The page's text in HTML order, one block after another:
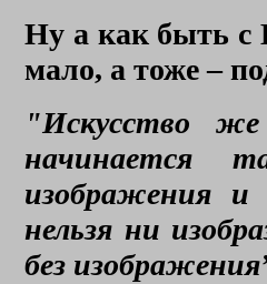
Ну а как быть с
мало, а тоже –
"Искусство
начинается
изображения и
нельзя ни
без